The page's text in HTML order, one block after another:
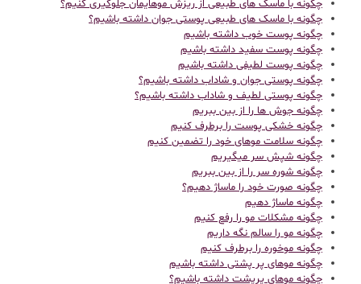
چگونه با ماسک های طبیعی از ریزش موهایمان جلوگیری کنیم؟
چگونه با ماسک های طبیعی پوستی جوان داشته باشیم؟
چگونه پوست خوب داشته باشیم
چگونه پوست سفید داشته باشیم
چگونه پوست لطیفی داشته باشیم
چگونه پوستی جوان و شاداب داشته باشیم؟
چگونه پوستی لطیف و شاداب داشته باشیم؟
چگونه جوش ها را از بین ببریم
چگونه خشکی پوست را برطرف کنیم
چگونه سلامت موهای خود را تضمین کنیم
چگونه شپش سر میگیریم
چگونه شوره سر را از بین ببریم
چگونه صورت خود را ماساژ دهیم؟
چگونه ماساژ دهیم
چگونه مشکلات مو را رفع کنیم
چگونه مو را سالم نگه داریم
چگونه موخوره را برطرف کنیم
چگونه موهای پر پشتی داشته باشیم
چگونه موهای پرپشت داشته باشیم؟